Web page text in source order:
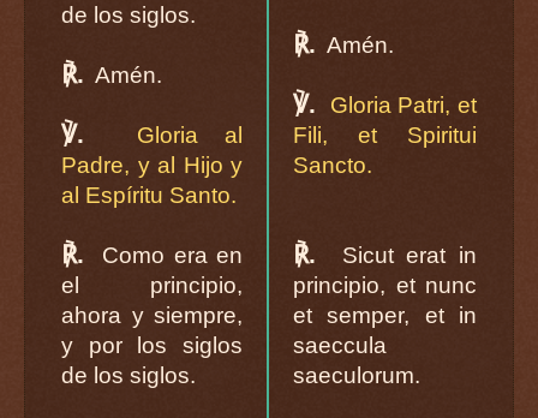
de los siglos.
℟. Amén.
℣.
Gloria al
Padre, y al Hijo y
al Espíritu Santo.
℟.
Como era en
el principio,
ahora y siempre,
y por los siglos
de los siglos.
℟. Amén.
℣.
Gloria Patri, et
Fili, et Spiritui
Sancto.
℟.
Sicut erat in
principio, et nunc
et semper, et in
saeccula
saeculorum.